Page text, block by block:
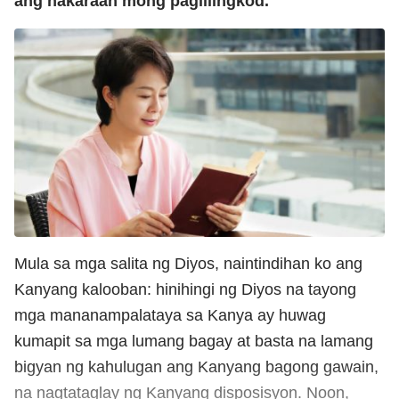
Mula sa mga salita ng Diyos, naintindihan ko ang
Kanyang kalooban: hinihingi ng Diyos na tayong
mga mananampalataya sa Kanya ay huwag
kumapit sa mga lumang bagay at basta na lamang
bigyan ng kahulugan ang Kanyang bagong gawain,
na nagtataglay ng Kanyang disposisyon. Noon,